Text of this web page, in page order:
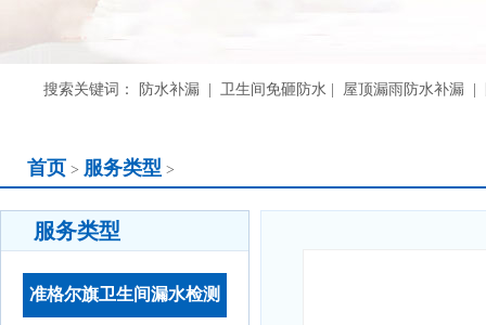
搜索关键词： 防水补漏 | 卫生间免砸防水 | 屋顶漏雨防水补漏
首页 > 服务类型 >
服务类型
准格尔旗卫生间漏水检测